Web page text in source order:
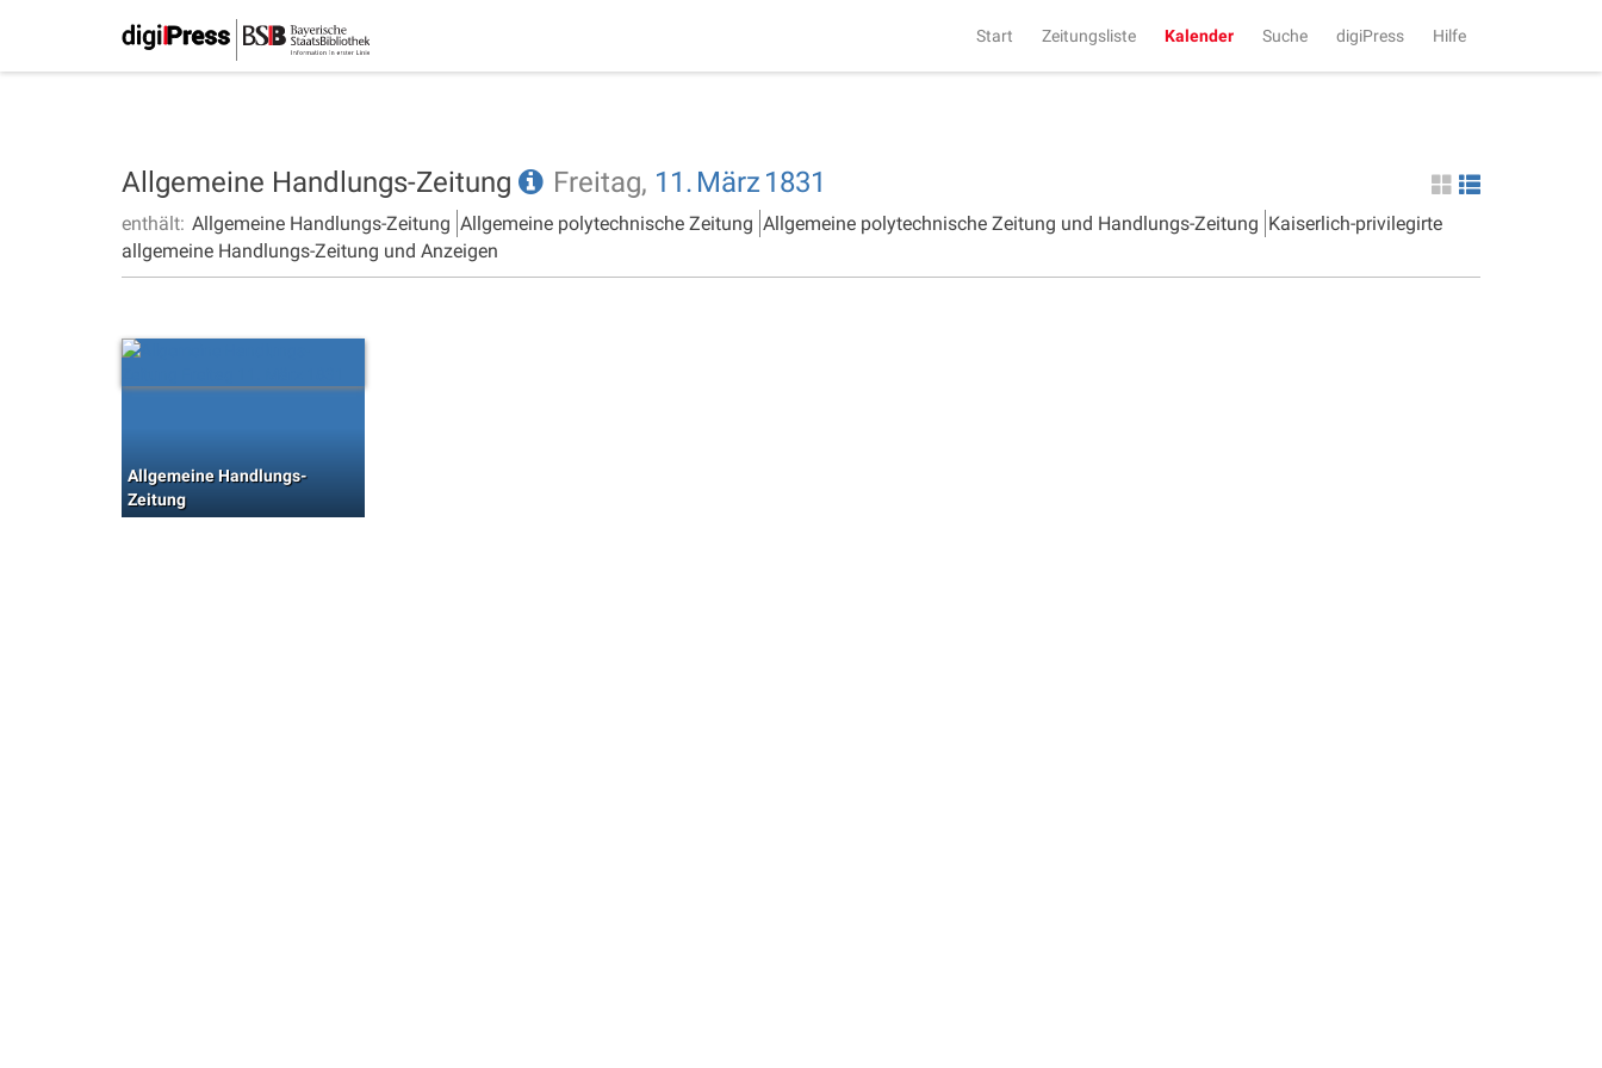
Start Zeitungsliste Kalender Suche digiPress Hilfe
Allgemeine Handlungs-Zeitung Freitag, 11. März 1831
enthält: Allgemeine Handlungs-Zeitung Allgemeine polytechnische Zeitung Allgemeine polytechnische Zeitung und Handlungs-Zeitung Kaiserlich-privilegirte
allgemeine Handlungs-Zeitung und Anzeigen
Allgemeine Handlungs-
Zeitung